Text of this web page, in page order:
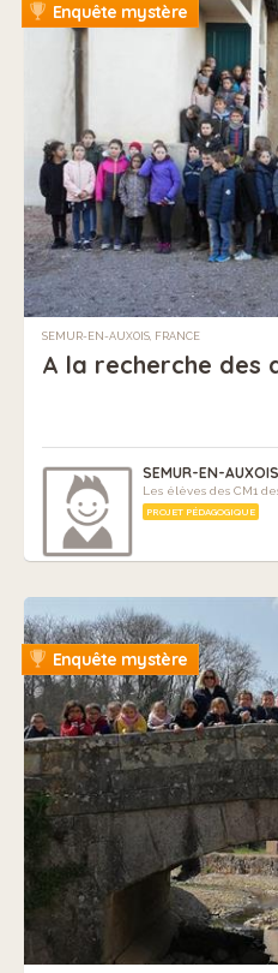
Enquête mystère
SEMUR-EN-AUXOIS, FRANCE
A la recherche des
SEMUR-EN-AUXOIS
Les élèves des CM1
PROJET PÉDAGOGIQUE
Enquête mystère